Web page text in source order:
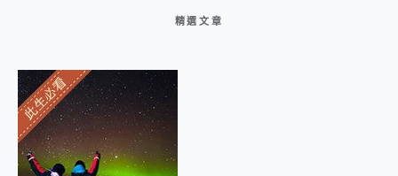
精選文章